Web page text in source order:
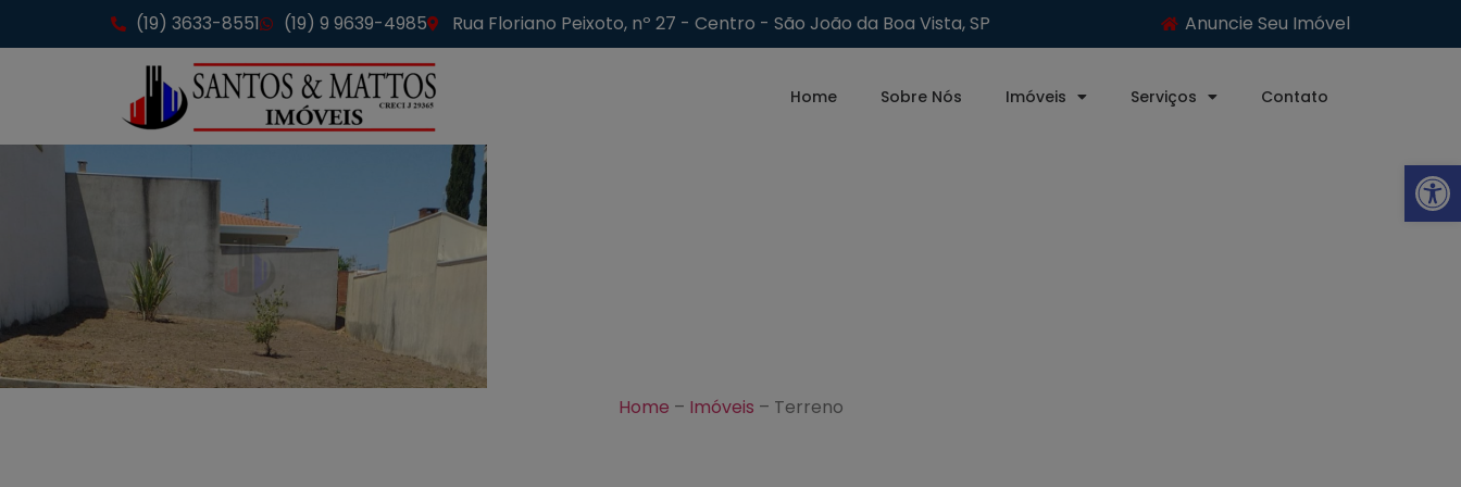
Abrir
(19) 3633-8551 (19) 9 9639-4985 Rua Floriano Peixoto, nº 27 - Centro - São João da Boa Vista, SP Anuncie Seu Imóvel
Home Sobre Nós Imóveis Serviços Contato
Home – Imóveis – Terreno